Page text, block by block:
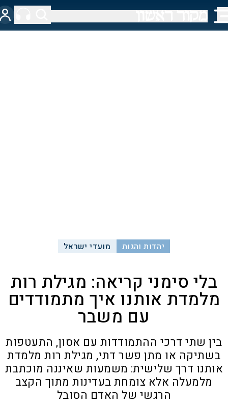
יהדות והגות מועדי ישראל
בלי סימני קריאה: מגילת רות
מלמדת אותנו איך מתמודדים
עם משבר
בין שתי דרכי ההתמודדות עם אסון, התעטפות
בשתיקה או מתן פשר דתי, מגילת רות מלמדת
אותנו דרך שלישית: משמעות שאיננה מוכתבת
מלמעלה אלא צומחת בעדינות מתוך הקצב
הרגשי של האדם הסובל